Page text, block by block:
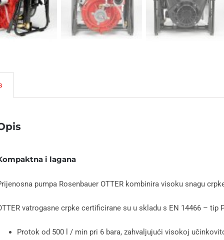
i lagana
pumpa Rosenbauer OTTER kombinira visoku snagu
vatrogasne crpke certificirane su u skladu s EN 14466 – tip
Protok od 500 l / min pri 6 bara, zahvaljujući visokoj